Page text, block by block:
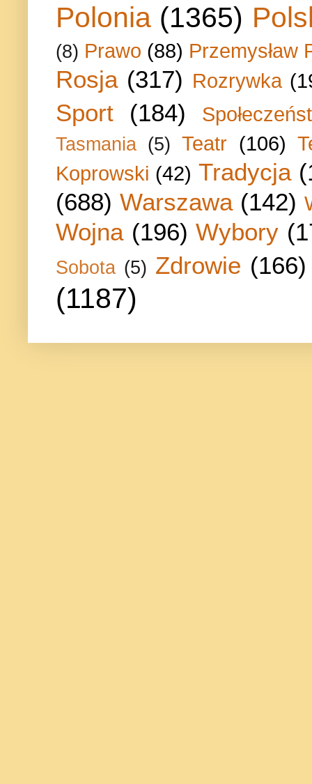
Polonia (1365)
(8) Prawo (88) Przemysław
Rosja (317) Rozrywka
Sport (184)
Tasmania (5) Teatr (106)
Koprowski (42) Tradycja
(688) Warszawa (142)
Wojna (196) Wybory
Sobota (5) Zdrowie (166)
(1187)